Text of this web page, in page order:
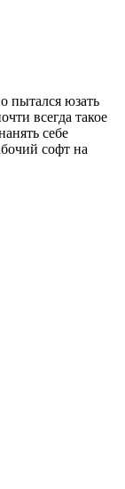
пытался юзать
всегда такое
себе
софт на